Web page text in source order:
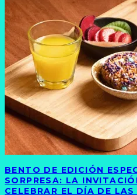
BENTO DE EDICIÓN
SORPRESA: LA
CELEBRAR EL DÍA DE